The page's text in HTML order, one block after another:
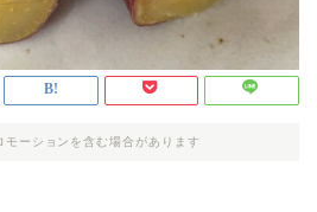
モーションを含む場合があります